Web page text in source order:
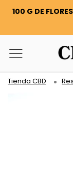
100 G DE
Tienda CBD